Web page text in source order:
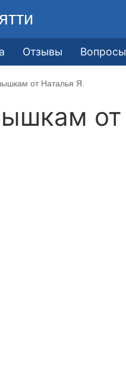
Отзывы Вопросы
от Наталья Я.
от